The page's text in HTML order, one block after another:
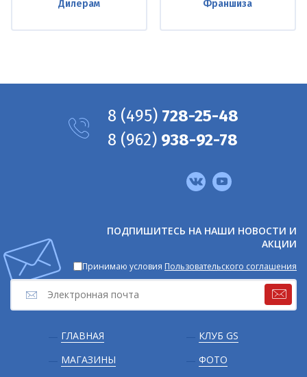
Дилерам Франшиза
Подвал
ГЛАВНАЯ
МАГАЗИНЫ
КЛУБ GS
ФОТО
ПОДПИШИТЕСЬ НА НАШИ НОВОСТИ И
АКЦИИ
Принимаю условия Пользовательского соглашения
8 (495) 728-25-48
8 (962) 938-92-78